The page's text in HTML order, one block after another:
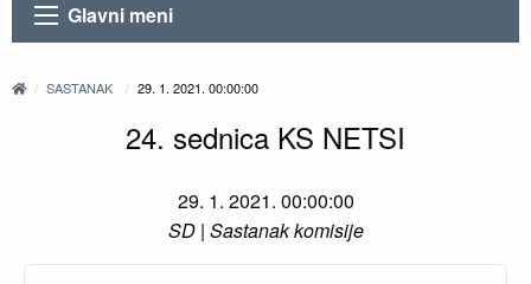
Glavni meni
SASTANAK 29. 1. 2021. 00:00:00
24. sednica KS NETSI
29. 1. 2021. 00:00:00
SD | Sastanak komisije